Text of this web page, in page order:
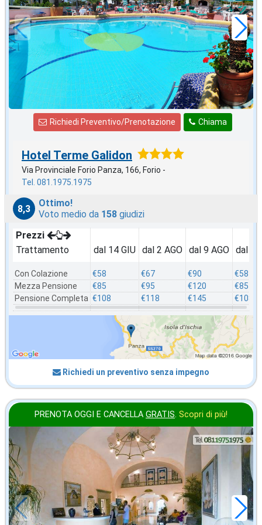
€58,05
a notte
Chiama
Richiedi Preventivo/Prenotazione
Hotel Terme Galidon
Via Provinciale Forio Panza, 166, Forio -
Tel. 081.1975.1975
8,3
Ottimo!
Voto medio da 158 giudizi
Prezzi
Trattamento
Con Colazione
Mezza Pensione
Pensione Completa
dal 14 GIU
€58
€85
€108
dal 2 AGO
€67
€95
€118
dal 9 AGO
€90
€120
€145
dal 30
€58
€85
€108
Richiedi un preventivo senza impegno
PRENOTA OGGI E CANCELLA GRATIS. Scopri di più!
agosto
in offerta da
€73 ,36
a notte